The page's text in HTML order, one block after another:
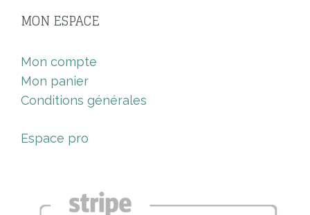
MON ESPACE
Mon compte
Mon panier
Conditions générales
Espace pro